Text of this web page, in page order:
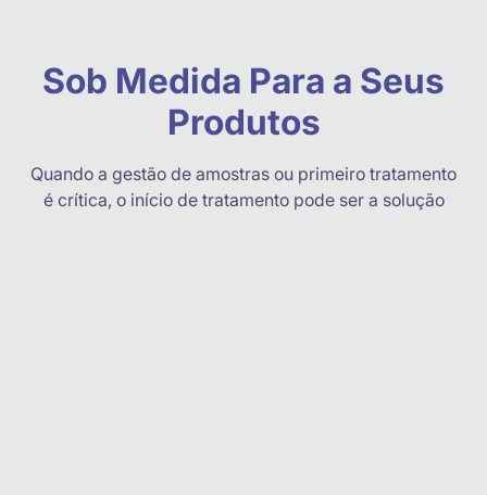
Sob Medida Para a Seus
Produtos
Quando a gestão de amostras ou primeiro tratamento
é crítica, o início de tratamento pode ser a solução